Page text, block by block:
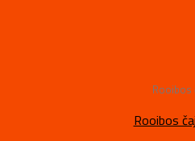
Rooibos
Rooibos